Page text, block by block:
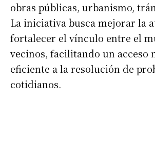
obras públicas, urbanismo,
La iniciativa busca mejorar la
fortalecer el vínculo entre el
vecinos, facilitando un acceso
eficiente a la resolución de
cotidianos.